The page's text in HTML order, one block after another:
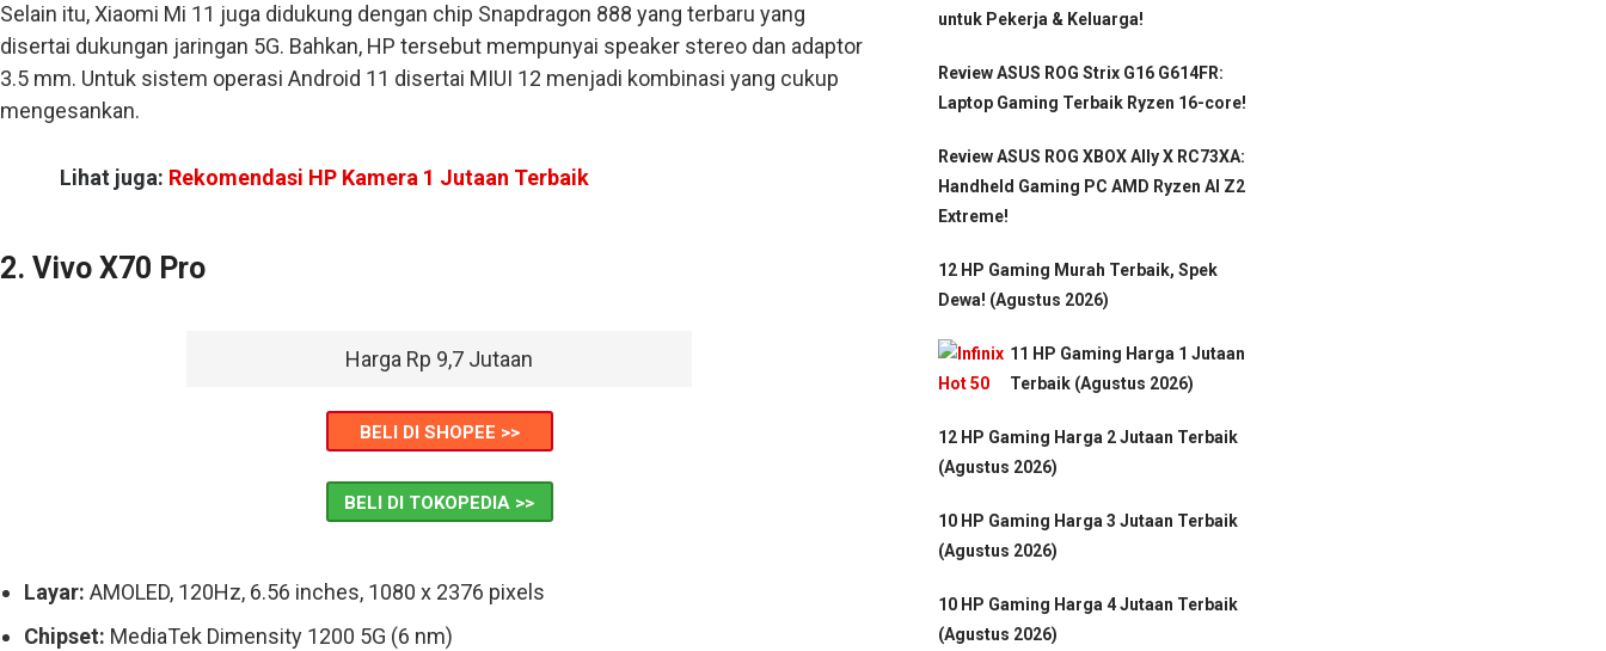
Selain itu, Xiaomi Mi 11 juga didukung dengan chip Snapdragon 888 yang terbaru yang
disertai dukungan jaringan 5G. Bahkan, HP tersebut mempunyai speaker stereo dan adaptor
3.5 mm. Untuk sistem operasi Android 11 disertai MIUI 12 menjadi kombinasi yang cukup
mengesankan.
Lihat juga: Rekomendasi HP Kamera 1 Jutaan Terbaik
2. Vivo X70 Pro
Harga Rp 9,7 Jutaan
BELI DI SHOPEE >>
BELI DI TOKOPEDIA >>
Layar: AMOLED, 120Hz, 6.56 inches, 1080 x 2376 pixels
Chipset: MediaTek Dimensity 1200 5G (6 nm)
untuk Pekerja & Keluarga!
Review ASUS ROG Strix G16 G614FR:
Laptop Gaming Terbaik Ryzen 16-core!
Review ASUS ROG XBOX Ally X RC73XA:
Handheld Gaming PC AMD Ryzen AI Z2
Extreme!
12 HP Gaming Murah Terbaik, Spek
Dewa! (Agustus 2026)
11 HP Gaming Harga 1 Jutaan
Terbaik (Agustus 2026)
12 HP Gaming Harga 2 Jutaan Terbaik
(Agustus 2026)
10 HP Gaming Harga 3 Jutaan Terbaik
(Agustus 2026)
10 HP Gaming Harga 4 Jutaan Terbaik
(Agustus 2026)